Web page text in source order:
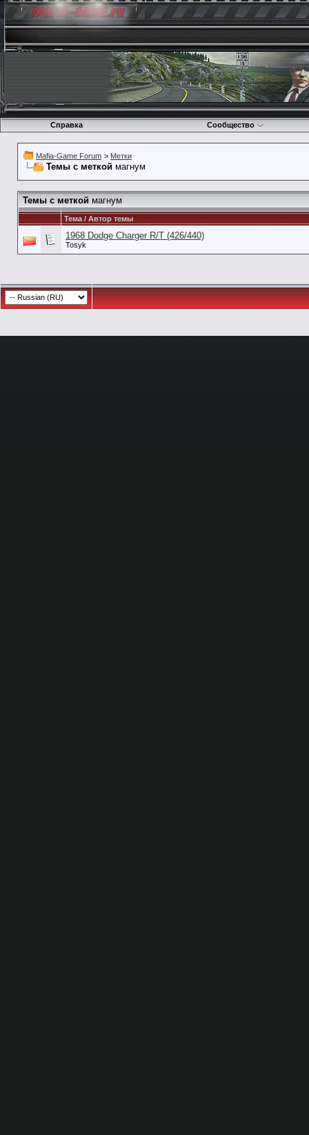
Справка Сообщество
Mafia-Game Forum > Метки
Темы с меткой магнум
Темы с меткой магнум
Тема / Автор темы
1968 Dodge Charger R/T (426/440)
Tosyk